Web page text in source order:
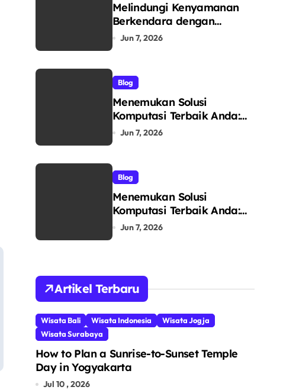
Melindungi Kenyamanan
Berkendara dengan
Teknologi Dunia: Mengenal
Premium
Jun 7, 2026
Blog
Menemukan Solusi
Komputasi Terbaik Anda:
Mengungkap Keunggulan
Jun 7, 2026
Blog
Menemukan Solusi
Komputasi Terbaik Anda:
Mengenal RIMAS LAPTOP
Jun 7, 2026
Artikel Terbaru
Wisata Bali Wisata Indonesia
Wisata Jogja
Wisata Surabaya
How to Plan a Sunrise-to-Sunset Temple
Day in Yogyakarta
Jul 10 , 2026